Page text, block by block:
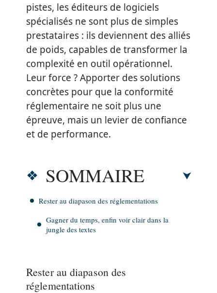
pistes, les éditeurs de logiciels
spécialisés ne sont plus de simples
prestataires : ils deviennent des alliés
de poids, capables de transformer la
complexité en outil opérationnel.
Leur force ? Apporter des solutions
concrètes pour que la conformité
réglementaire ne soit plus une
épreuve, mais un levier de confiance
et de performance.
SOMMAIRE
Rester au diapason des réglementations
Gagner du temps, enfin voir clair dans la
jungle des textes
Rester au diapason des
réglementations